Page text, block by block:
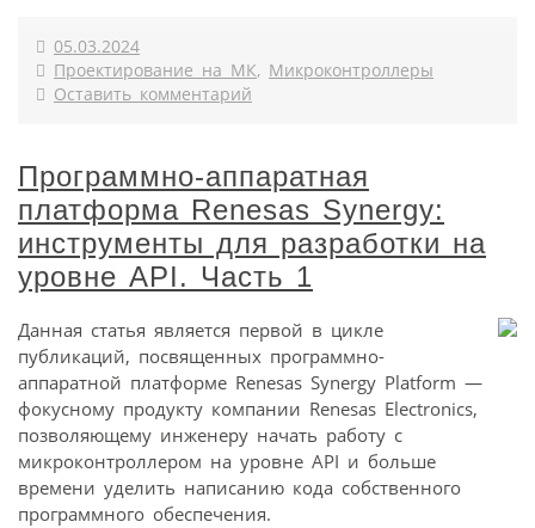
05.03.2024
Проектирование на МК, Микроконтроллеры
Оставить комментарий
Программно-аппаратная
платформа Renesas Synergy:
инструменты для разработки на
уровне API. Часть 1
Данная статья является первой в цикле
публикаций, посвященных программно-
аппаратной платформе Renesas Synergy Platform —
фокусному продукту компании Renesas Electronics,
позволяющему инженеру начать работу с
микроконтроллером на уровне API и больше
времени уделить написанию кода собственного
программного обеспечения.